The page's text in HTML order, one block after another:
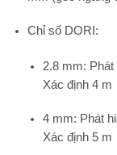
Chỉ số DORI:
2.8 mm: Phát
Xác định 4 m
4 mm: Phát
Xác định 5 m